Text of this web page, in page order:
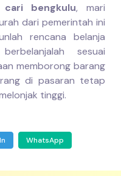
bengkulu, mari
dari pemerintah ini
rencana belanja
sesuai
memborong barang
di pasaran tetap
tinggi.
WhatsApp